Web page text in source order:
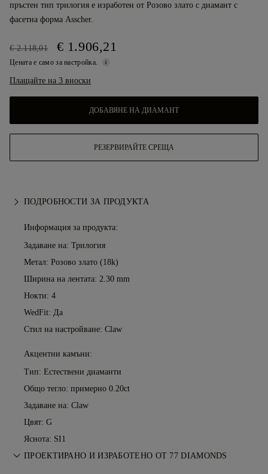
пръстен тип трилогия е изработен от Розово злато с диамант с
фасетна форма Asscher.
€ 2.118,01 € 1.906,21
Цената е само за настройка.
Плащайте на 3 вноски
ДОБАВЯНЕ НА ДИАМАНТ
РЕЗЕРВИРАЙТЕ СРЕЩА
ПОДРОБНОСТИ ЗА ПРОДУКТА
Информация за продукта:
Задаване на: Трилогия
Метал: Розово злато (18k)
Ширина на лентата: 2.30 mm
Нокти: 4
WedFit: Да
Стил на настройване: Claw
Акцентни камъни:
Тип: Естествени диаманти
Общо тегло: примерно 0.20ct
Задаване на: Claw
Цвят: G
Яснота: SI1
ПРОЕКТИРАНО И ИЗРАБОТЕНО ОТ 77 DIAMONDS